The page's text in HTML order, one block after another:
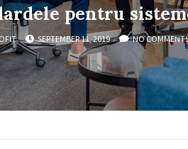
pentru
SEPTEMBER 11, 2019 NO